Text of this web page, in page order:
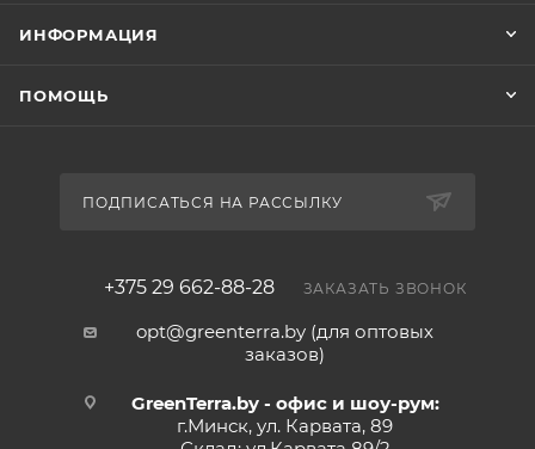
ИНФОРМАЦИЯ
ПОМОЩЬ
ПОДПИСАТЬСЯ НА РАССЫЛКУ
+375 29 662-88-28 ЗАКАЗАТЬ ЗВОНОК
opt@greenterra.by (для оптовых
заказов)
GreenTerra.by - офис и шоу-рум:
г.Минск, ул. Карвата, 89